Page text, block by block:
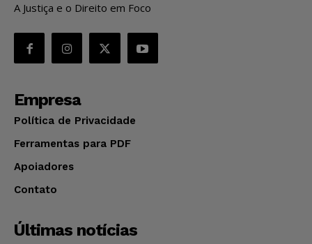
A Justiça e o Direito em Foco
Empresa
Política de Privacidade
Ferramentas para PDF
Apoiadores
Contato
Últimas notícias